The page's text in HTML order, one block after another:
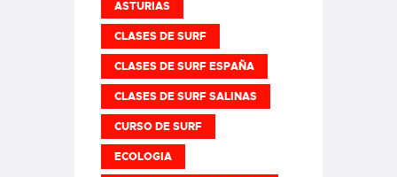
ASTURIAS
CLASES DE SURF
CLASES DE SURF ESPAÑA
CLASES DE SURF SALINAS
CURSO DE SURF
ECOLOGIA